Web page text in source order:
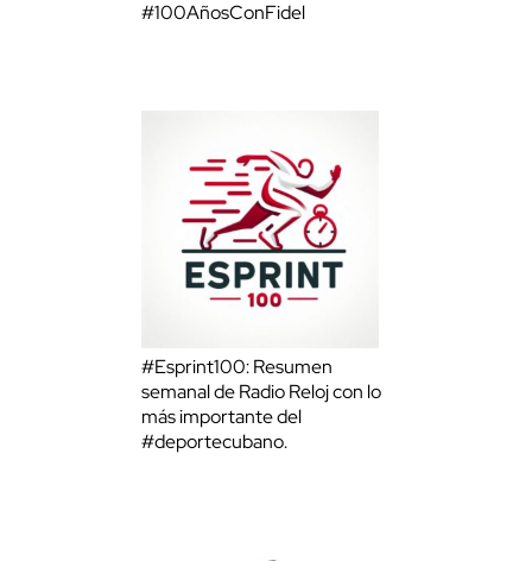
#100AñosConFidel
#Esprint100: Resumen
semanal de Radio Reloj con lo
más importante del
#deportecubano.